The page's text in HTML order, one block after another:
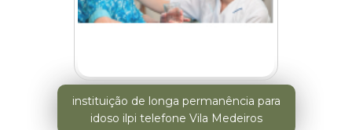
instituição de longa permanência para
idoso ilpi telefone Vila Medeiros